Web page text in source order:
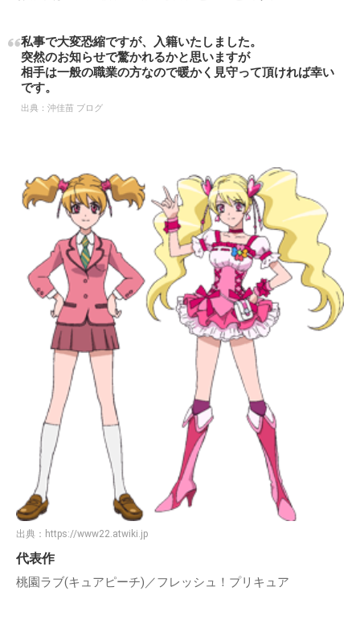
私事で大変恐縮ですが、入籍いたしました。
突然のお知らせで驚かれるかと思いますが
相手は一般の職業の方なので暖かく見守って頂ければ幸い
です。
出典： 沖佳苗 ブログ
出典： https://www22.atwiki.jp
代表作
桃園ラブ(キュアピーチ)／フレッシュ！プリキュア